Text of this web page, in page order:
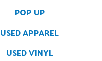
POP UP
USED APPAREL
USED VINYL